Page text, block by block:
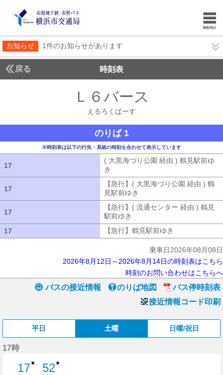
お知らせ 1件のお知らせがあります
戻る 時刻表
Ｌ６バース
えるろくばーす
のりば 1
※時刻表は以下の行先・系統の時刻を合わせて表示しています
17
( 大黒海づり公園 経由 ) 鶴見駅前ゆ
き
17
【急行】( 大黒海づり公園 経由 ) 鶴
見駅前ゆき
17
【急行】( 流通センター 経由 ) 鶴見
駅前ゆき
17
【急行】鶴見駅前ゆき
乗車日2026年08月08日
2026年8月12日～2026年8月14日の時刻表はこちら
時刻のお問い合わせはこちらへ
バスの接近情報 のりば地図
バス停時刻表
接近情報コード印刷
平日 土曜 日曜/祝日
17時
17★
52★